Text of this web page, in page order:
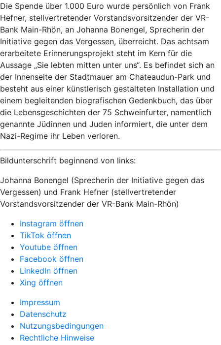
Die Spende über 1.000 Euro wurde persönlich von Frank
Hefner, stellvertretender Vorstandsvorsitzender der VR-
Bank Main-Rhön, an Johanna Bonengel, Sprecherin der
Initiative gegen das Vergessen, überreicht. Das achtsam
erarbeitete Erinnerungsprojekt steht im Kern für die
Aussage „Sie lebten mitten unter uns“. Es befindet sich an
der Innenseite der Stadtmauer am Chateaudun-Park und
besteht aus einer künstlerisch gestalteten Installation und
einem begleitenden biografischen Gedenkbuch, das über
die Lebensgeschichten der 75 Schweinfurter, namentlich
genannte Jüdinnen und Juden informiert, die unter dem
Nazi-Regime ihr Leben verloren.
Bildunterschrift beginnend von links:
Johanna Bonengel (Sprecherin der Initiative gegen das
Vergessen) und Frank Hefner (stellvertretender
Vorstandsvorsitzender der VR-Bank Main-Rhön)
Instagram öffnen
TikTok öffnen
Youtube öffnen
Facebook öffnen
LinkedIn öffnen
Xing öffnen
Impressum
Datenschutz
Nutzungsbedingungen
Rechtliche Hinweise